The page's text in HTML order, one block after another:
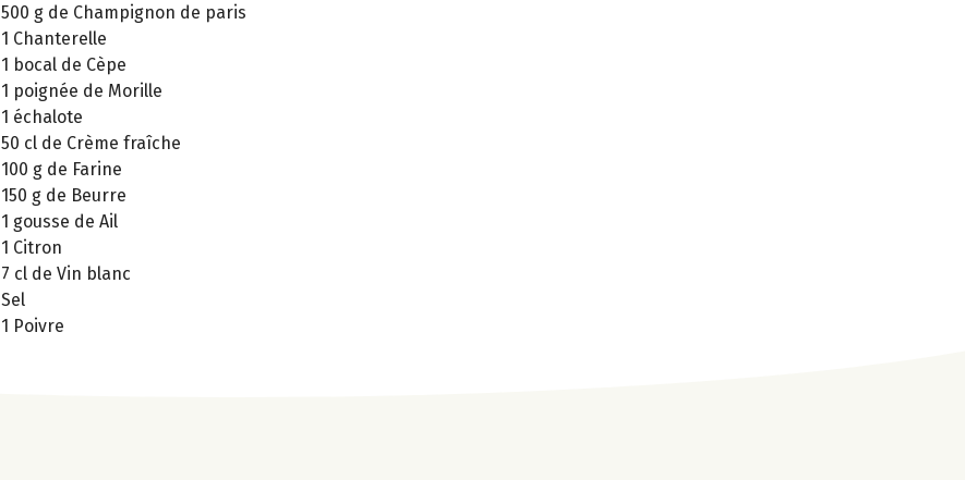
500 g de Champignon de paris
1 Chanterelle
1 bocal de Cèpe
1 poignée de Morille
1 échalote
50 cl de Crème fraîche
100 g de Farine
150 g de Beurre
1 gousse de Ail
1 Citron
7 cl de Vin blanc
Sel
1 Poivre